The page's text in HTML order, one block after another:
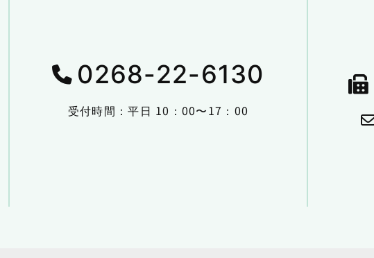
0268-22-6130
受付時間：平日 10：00〜17：00